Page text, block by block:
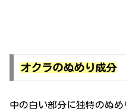
オクラのぬめり成分
中の白い部分に独特のぬ